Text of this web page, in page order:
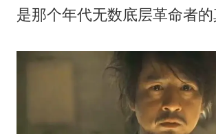
是那个年代无数底层革命者的